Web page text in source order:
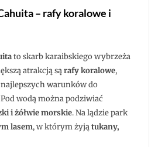
– rafy koralowe i
to skarb karaibskiego wybrzeża
atrakcją sąrafy koralowe,
warunków do
wodą można podziwiać
i żółwie morskie. Na lądzie park
lasem, w którym żyjątukany,